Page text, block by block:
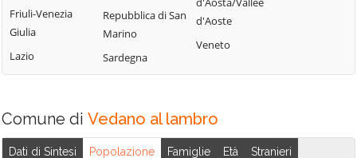
Friuli-Venezia
Giulia
Lazio
Repubblica di San
Marino
Sardegna
d'Aoste
Veneto
Comune di Vedano al lambro
Dati di Sintesi Popolazione Famiglie Età Stranieri